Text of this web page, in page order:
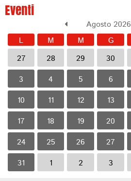
Eventi
Agosto 2026
M M G
27 28 29 30
3 4 5 6
10 11 12 13
17 18 19 20
24 25 26 27
31 1 2 3